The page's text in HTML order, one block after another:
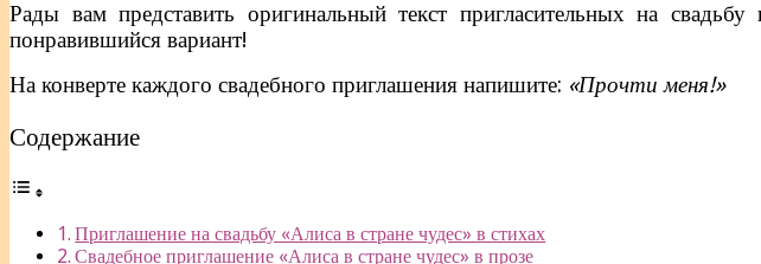
Рады вам представить оригинальный текст пригласительных на
понравившийся вариант!
На конверте каждого свадебного приглашения напишите: «Прочти меня!»
Содержание
Приглашение на свадьбу «Алиса в стране чудес» в стихах
Свадебное приглашение «Алиса в стране чудес» в прозе